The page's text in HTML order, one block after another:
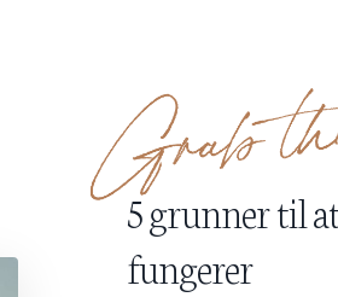
5 grunner til
fungerer